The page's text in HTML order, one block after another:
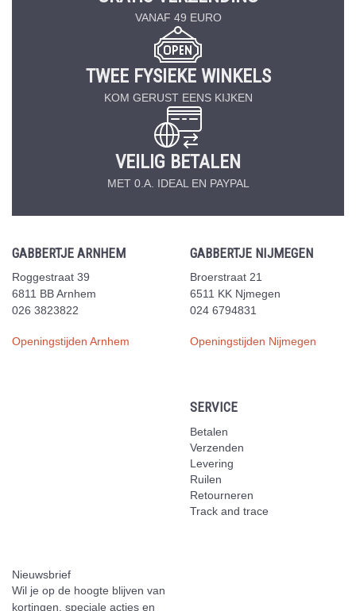
VANAF 49 EURO
TWEE FYSIEKE WINKELS
KOM GERUST EENS KIJKEN
VEILIG BETALEN
MET 0.A. IDEAL EN PAYPAL
GABBERTJE ARNHEM
Roggestraat 39
6811 BB Arnhem
026 3823822
Openingstijden Arnhem
GABBERTJE NIJMEGEN
Broerstraat 21
6511 KK Njmegen
024 6794831
Openingstijden Nijmegen
SERVICE
Betalen
Verzenden
Levering
Ruilen
Retourneren
Track and trace
Nieuwsbrief
Wil je op de hoogte blijven van
kortingen, speciale acties en